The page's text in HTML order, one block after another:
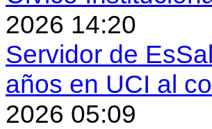
2026 14:20
Servidor de
años en UCI al
2026 05:09